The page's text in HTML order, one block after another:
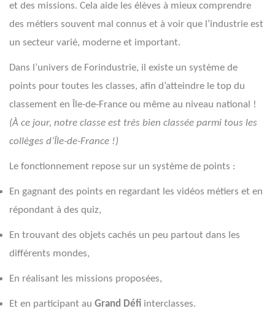
et des missions. Cela aide les élèves à mieux comprendre
des métiers souvent mal connus et à voir que l’industrie est
un secteur varié, moderne et important.
Dans l’univers de Forindustrie, il existe un système de
points pour toutes les classes, afin d’atteindre le top du
classement en Île-de-France ou même au niveau national !
(À ce jour, notre classe est très bien classée parmi tous les
collèges d’Île-de-France !)
Le fonctionnement repose sur un système de points :
En gagnant des points en regardant les vidéos métiers et en
répondant à des quiz,
En trouvant des objets cachés un peu partout dans les
différents mondes,
En réalisant les missions proposées,
Et en participant au Grand Défi interclasses.